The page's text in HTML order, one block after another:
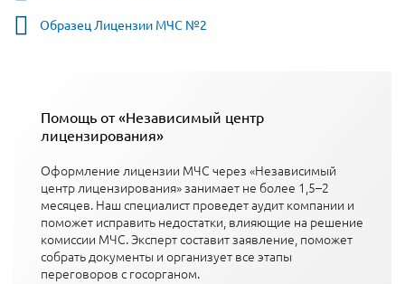
Образец Лицензии МЧС №2
Помощь от «Независимый центр
лицензирования»
Оформление лицензии МЧС через «Независимый
центр лицензирования» занимает не более 1,5–2
месяцев. Наш специалист проведет аудит компании и
поможет исправить недостатки, влияющие на решение
комиссии МЧС. Эксперт составит заявление, поможет
собрать документы и организует все этапы
переговоров с госорганом.